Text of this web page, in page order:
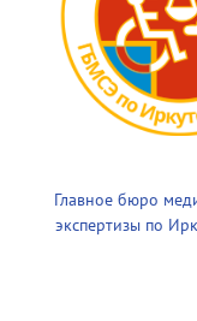
Главное бюро
экспертизы по